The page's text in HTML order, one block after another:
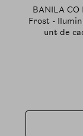
BANILA
Frost -
unt de
pometilor